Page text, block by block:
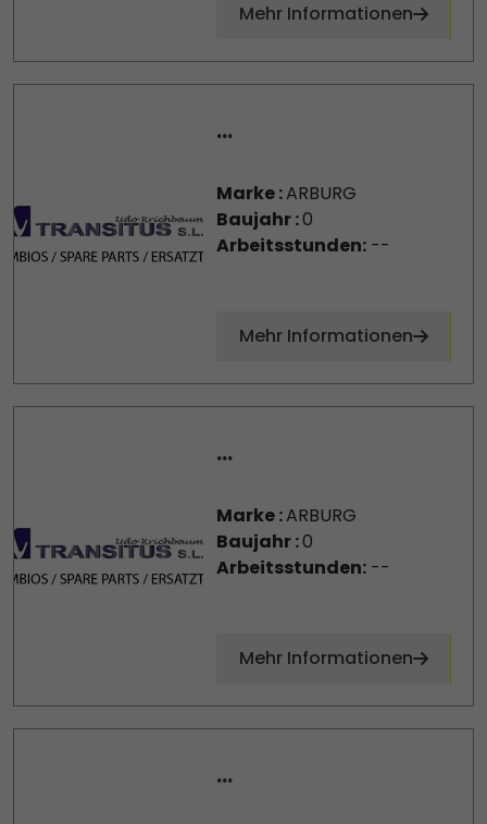
Mehr Informationen
...
Marke :ARBURG
Baujahr :0
Arbeitsstunden:--
Mehr Informationen
...
Marke :ARBURG
Baujahr :0
Arbeitsstunden:--
Mehr Informationen
...